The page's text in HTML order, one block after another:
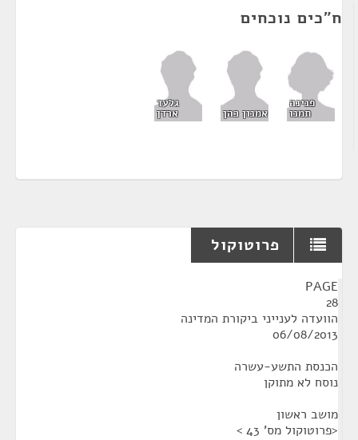
ח"כים נוכחים
פנינה
תמנו אמנון כהן
גלעד
ארדן
פרוטוקול
PAGE
28
הוועדה לענייני ביקורת המדינה
06/08/2013
הכנסת התשע-עשרה
נוסח לא מתוקן
מושב ראשון
<פרוטוקול מס' 43 >